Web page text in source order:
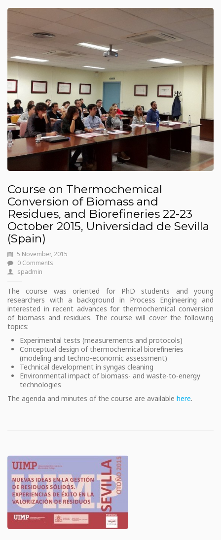
Course on Thermochemical
Conversion of Biomass and
Residues, and Biorefineries 22-23
October 2015, Universidad de Sevilla
(Spain)
5 November, 2015
0 Comments
spadmin
The course was oriented for PhD students and young
researchers with a background in Process Engineering and
interested in recent advances for thermochemical conversion
of biomass and residues. The course will cover the following
topics:
Experimental tests (measurements and protocols)
Conceptual design of thermochemical biorefineries
(modeling and techno-economic assessment)
Technical development in syngas cleaning
Environmental impact of biomass- and waste-to-energy
technologies
The agenda and minutes of the course are available here.